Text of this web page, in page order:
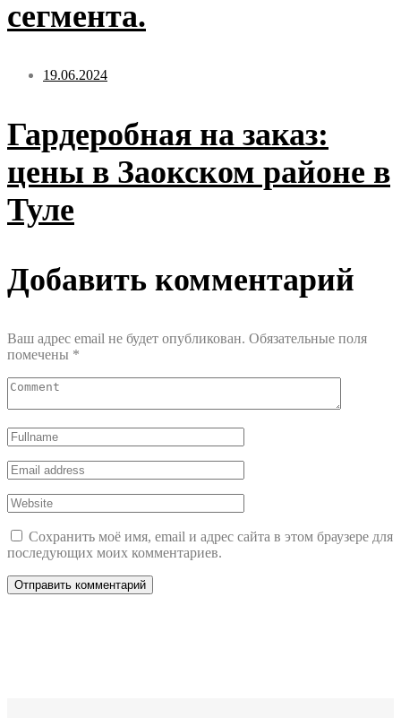
сегмента.
19.06.2024
Гардеробная на заказ:
цены в Заокском районе в
Туле
Добавить комментарий
Ваш адрес email не будет опубликован. Обязательные поля
помечены *
Сохранить моё имя, email и адрес сайта в этом браузере для
последующих моих комментариев.